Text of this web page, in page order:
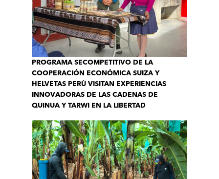
PROGRAMA SECOMPETITIVO DE LA
COOPERACIÓN ECONÓMICA SUIZA Y
HELVETAS PERÚ VISITAN EXPERIENCIAS
INNOVADORAS DE LAS CADENAS DE
QUINUA Y TARWI EN LA LIBERTAD